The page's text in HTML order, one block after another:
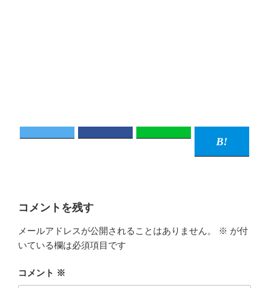
コメントを残す
メールアドレスが公開されることはありません。 ※ が付
いている欄は必須項目です
コメント ※